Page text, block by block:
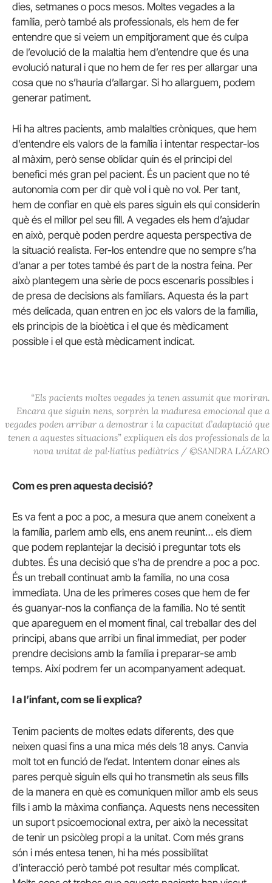
dies, setmanes o pocs mesos. Moltes vegades a la
família, però també als professionals, els hem de fer
entendre que si veiem un empitjorament que és culpa
de l’evolució de la malaltia hem d’entendre que és una
evolució natural i que no hem de fer res per allargar una
cosa que no s’hauria d’allargar. Si ho allarguem, podem
generar patiment.
Hi ha altres pacients, amb malalties cròniques, que hem
d’entendre els valors de la família i intentar respectar-los
al màxim, però sense oblidar quin és el principi del
benefici més gran pel pacient. És un pacient que no té
autonomia com per dir què vol i què no vol. Per tant,
hem de confiar en què els pares siguin els qui considerin
què és el millor pel seu fill. A vegades els hem d’ajudar
en això, perquè poden perdre aquesta perspectiva de
la situació realista. Fer-los entendre que no sempre s’ha
d’anar a per totes també és part de la nostra feina. Per
això plantegem una sèrie de pocs escenaris possibles i
de presa de decisions als familiars. Aquesta és la part
més delicada, quan entren en joc els valors de la família,
els principis de la bioètica i el que és mèdicament
possible i el que està mèdicament indicat.
“Els pacients moltes vegades ja tenen assumit que moriran.
Encara que siguin nens, sorprèn la maduresa emocional que a
vegades poden arribar a demostrar i la capacitat d’adaptació que
tenen a aquestes situacions” expliquen els dos professionals de la
nova unitat de pal·liatius pediàtrics / ©SANDRA LÁZARO
Com es pren aquesta decisió?
Es va fent a poc a poc, a mesura que anem coneixent a
la família, parlem amb ells, ens anem reunint… els diem
que podem replantejar la decisió i preguntar tots els
dubtes. És una decisió que s’ha de prendre a poc a poc.
És un treball continuat amb la família, no una cosa
immediata. Una de les primeres coses que hem de fer
és guanyar-nos la confiança de la família. No té sentit
que apareguem en el moment final, cal treballar des del
principi, abans que arribi un final immediat, per poder
prendre decisions amb la família i preparar-se amb
temps. Així podrem fer un acompanyament adequat.
I a l’infant, com se li explica?
Tenim pacients de moltes edats diferents, des que
neixen quasi fins a una mica més dels 18 anys. Canvia
molt tot en funció de l’edat. Intentem donar eines als
pares perquè siguin ells qui ho transmetin als seus fills
de la manera en què es comuniquen millor amb els seus
fills i amb la màxima confiança. Aquests nens necessiten
un suport psicoemocional extra, per això la necessitat
de tenir un psicòleg propi a la unitat. Com més grans
són i més entesa tenen, hi ha més possibilitat
d’interacció però també pot resultar més complicat.